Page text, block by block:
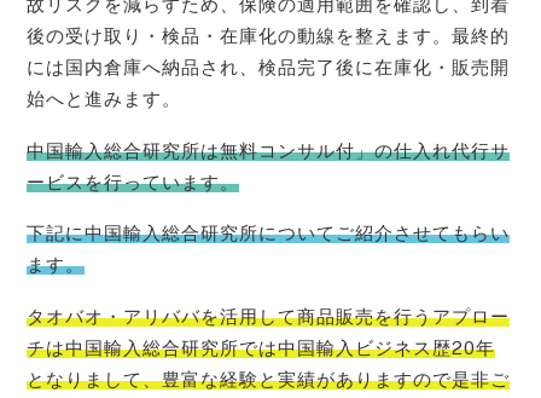
後の受け取り・検品・在庫化の動線を整えます。最終的
には国内倉庫へ納品され、検品完了後に在庫化・販売開
始へと進みます。
中国輸入総合研究所は無料コンサル付」の仕入れ代行サ
ービスを行っています。
下記に中国輸入総合研究所についてご紹介させてもらい
ます。
タオバオ・アリババを活用して商品販売を行うアプロー
チは中国輸入総合研究所では中国輸入ビジネス歴20年
となりまして、豊富な経験と実績がありますので是非ご